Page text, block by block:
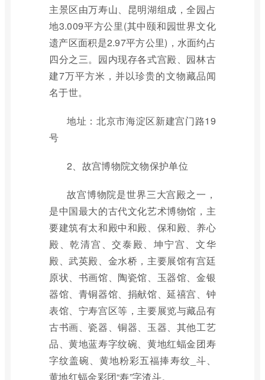
主景区由万寿山、昆明湖组成，全园占
地3.009平方公里(其中颐和园世界文化
遗产区面积是2.97平方公里)，水面约占
四分之三。园内现存各式宫殿、园林古
建7万平方米，并以珍贵的文物藏品闻
名于世。
地址：北京市海淀区新建宫门路19
号
2、故宫博物院文物保护单位
故宫博物院是世界三大宫殿之一，
是中国最大的古代文化艺术博物馆，主
要建筑有太和殿中和殿、保和殿、养心
殿、乾清宫、交泰殿、坤宁宫、文华
殿、武英殿、金水桥，主要展馆有宫廷
原状、书画馆、陶瓷馆、玉器馆、金银
器馆、青铜器馆、捐献馆、延禧宫、钟
表馆、宁寿宫区等，主要展览与藏品有
古书画、瓷器、铜器、玉器、其他工艺
品、黄地蓝寿字纹碗、黄地红蝠金团寿
字纹盖碗、黄地粉彩五福捧寿纹_斗、
黄地红蝠金彩团“寿”字渣斗。